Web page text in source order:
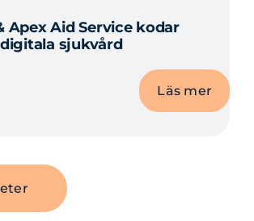
Apex Aid Service kodar
sjukvård
Läs mer